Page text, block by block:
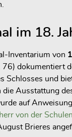
im 18.
Inventarium von
dokumentiert
Schlosses und
die Ausstattung
auf
von der
Brieres